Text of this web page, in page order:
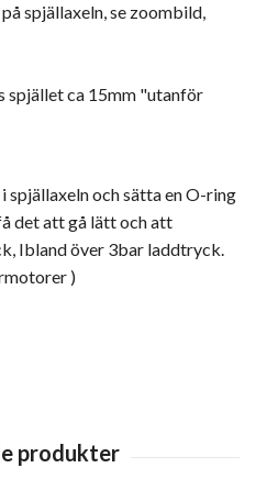
spjällaxeln, se zoombild,
spjället ca 15mm "utanför
spjällaxeln och sätta en O-ring
det att gå lätt och att
Ibland över 3bar laddtryck.
)